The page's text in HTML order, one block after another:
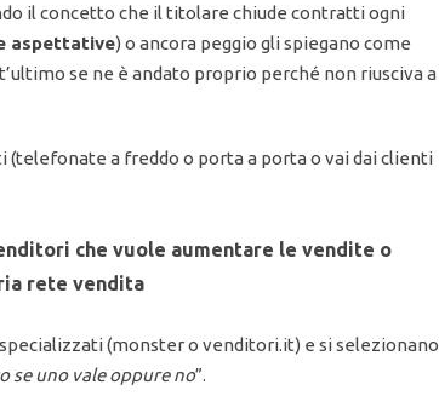
il concetto che il titolare chiude contratti ogni
aspettative) o ancora peggio gli spiegano come
se ne è andato proprio perché non riusciva a
(telefonate a freddo o porta a porta o vai dai clienti
che vuole aumentare le vendite o
rete vendita
(monster o venditori.it) e si selezionano
se uno vale oppure no”.